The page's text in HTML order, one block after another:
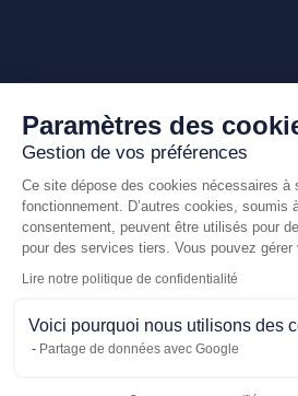
Paramètres des
Gestion de vos préférences
Ce site dépose des cookies nécessaires à
fonctionnement. D’autres cookies, soumis
consentement, peuvent être utilisés pour
pour des services tiers. Vous pouvez gérer
Lire notre politique de confidentialité
Voici pourquoi nous utilisons des
Partage de données avec Google